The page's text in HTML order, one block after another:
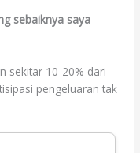
sebaiknya saya
sekitar 10-20% dari
pengeluaran tak